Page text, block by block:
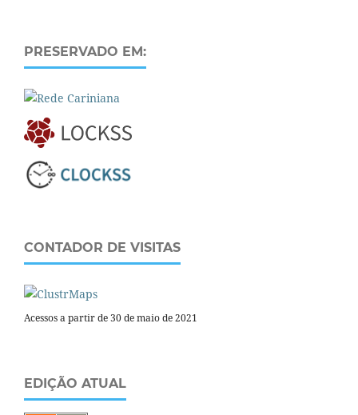
PRESERVADO EM:
CONTADOR DE VISITAS
Acessos a partir de 30 de maio de 2021
EDIÇÃO ATUAL